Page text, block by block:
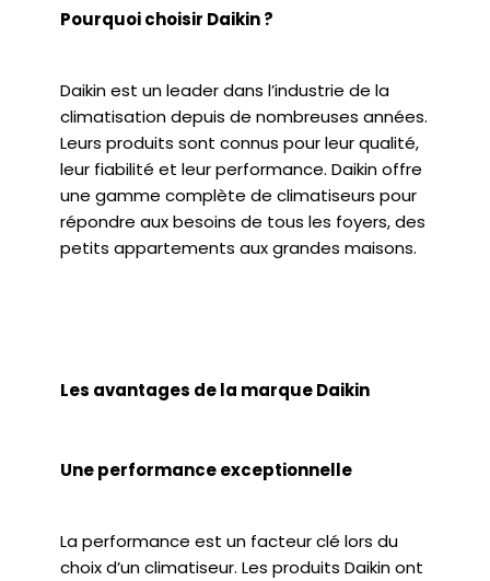
Pourquoi choisir Daikin ?
Daikin est un leader dans l’industrie de la
climatisation depuis de nombreuses années.
Leurs produits sont connus pour leur qualité,
leur fiabilité et leur performance. Daikin offre
une gamme complète de climatiseurs pour
répondre aux besoins de tous les foyers, des
petits appartements aux grandes maisons.
Les avantages de la marque Daikin
Une performance exceptionnelle
La performance est un facteur clé lors du
choix d’un climatiseur. Les produits Daikin ont